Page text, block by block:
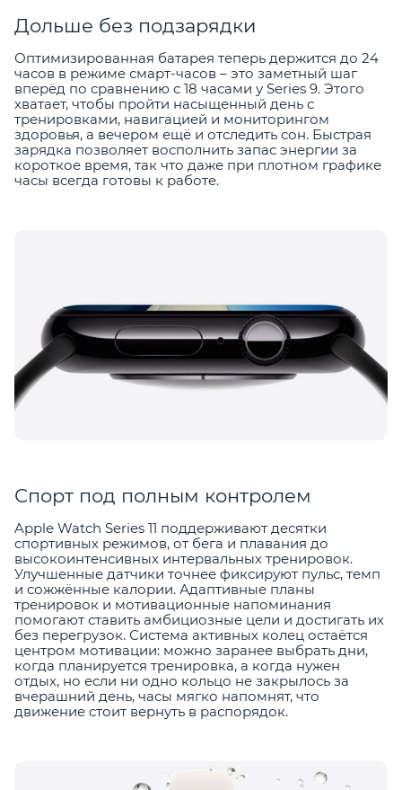
Дольше без подзарядки
Оптимизированная батарея теперь держится до 24
часов в режиме смарт-часов – это заметный шаг
вперёд по сравнению с 18 часами у Series 9. Этого
хватает, чтобы пройти насыщенный день с
тренировками, навигацией и мониторингом
здоровья, а вечером ещё и отследить сон. Быстрая
зарядка позволяет восполнить запас энергии за
короткое время, так что даже при плотном графике
часы всегда готовы к работе.
Спорт под полным контролем
Apple Watch Series 11 поддерживают десятки
спортивных режимов, от бега и плавания до
высокоинтенсивных интервальных тренировок.
Улучшенные датчики точнее фиксируют пульс, темп
и сожжённые калории. Адаптивные планы
тренировок и мотивационные напоминания
помогают ставить амбициозные цели и достигать их
без перегрузок. Система активных колец остаётся
центром мотивации: можно заранее выбрать дни,
когда планируется тренировка, а когда нужен
отдых, но если ни одно кольцо не закрылось за
вчерашний день, часы мягко напомнят, что
движение стоит вернуть в распорядок.